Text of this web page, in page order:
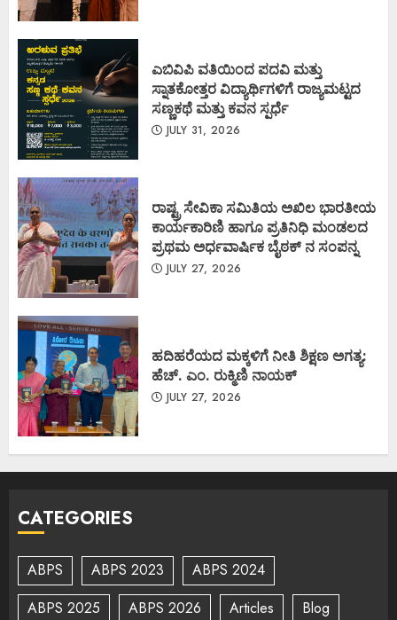
ಎಬಿವಿಪಿ ವತಿಯಿಂದ ಪದವಿ ಮತ್ತು
ಸ್ನಾತಕೋತ್ತರ ವಿದ್ಯಾರ್ಥಿಗಳಿಗೆ ರಾಜ್ಯಮಟ್ಟದ
ಸಣ್ಣಕಥೆ ಮತ್ತು ಕವನ ಸ್ಪರ್ಧೆ
JULY 31, 2026
ರಾಷ್ಟ್ರ ಸೇವಿಕಾ ಸಮಿತಿಯ ಅಖಿಲ ಭಾರತೀಯ
ಕಾರ್ಯಕಾರಿಣಿ ಹಾಗೂ ಪ್ರತಿನಿಧಿ ಮಂಡಲದ
ಪ್ರಥಮ ಅರ್ಧವಾರ್ಷಿಕ ಬೈಠಕ್ ನ ಸಂಪನ್ನ
JULY 27, 2026
ಹದಿಹರೆಯದ ಮಕ್ಕಳಿಗೆ ನೀತಿ ಶಿಕ್ಷಣ ಅಗತ್ಯ:
ಹೆಚ್. ಎಂ. ರುಕ್ಮಿಣಿ ನಾಯಕ್
JULY 27, 2026
CATEGORIES
ABPS ABPS 2023
ABPS 2024
ABPS 2025
ABPS 2026 Articles
Blog